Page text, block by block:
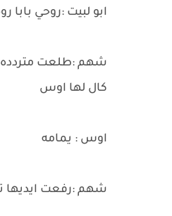
ابو لبيت :روحي بابا
شهم :طلعت متردده
كال لها اوس
اوس : يمامه
شهم :رفعت ايديها